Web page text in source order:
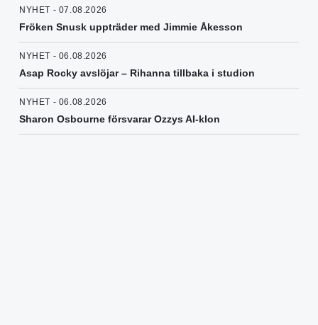
NYHET - 07.08.2026
Fröken Snusk uppträder med Jimmie Åkesson
NYHET - 06.08.2026
Asap Rocky avslöjar – Rihanna tillbaka i studion
NYHET - 06.08.2026
Sharon Osbourne försvarar Ozzys AI-klon